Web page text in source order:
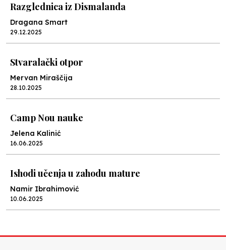
Razglednica iz Dismalanda
Dragana Smart
29.12.2025
Stvaralački otpor
Mervan Miraščija
28.10.2025
Camp Nou nauke
Jelena Kalinić
16.06.2025
Ishodi učenja u zahodu mature
Namir Ibrahimović
10.06.2025